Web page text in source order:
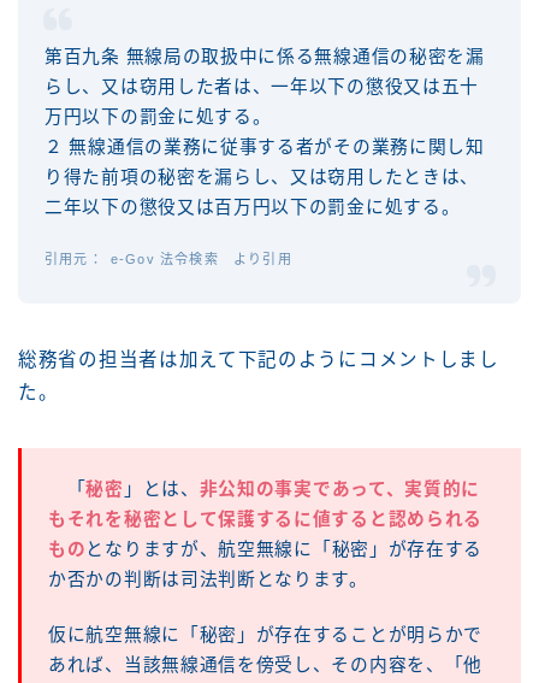
第百九条 無線局の取扱中に係る無線通信の秘密を漏
らし、又は窃用した者は、一年以下の懲役又は五十
万円以下の罰金に処する。
２ 無線通信の業務に従事する者がその業務に関し知
り得た前項の秘密を漏らし、又は窃用したときは、
二年以下の懲役又は百万円以下の罰金に処する。
e-Gov 法令検索 より引用
総務省の担当者は加えて下記のようにコメントしまし
た。
「秘密 」とは、 非公知の事実であって、実質的に
もそれを秘密として保護するに値すると認められる
もの となりますが、航空無線に「秘密」が存在する
か否かの判断は司法判断となります。
仮に航空無線に「秘密」が存在することが明らかで
あれば、当該無線通信を傍受し、その内容を、「他